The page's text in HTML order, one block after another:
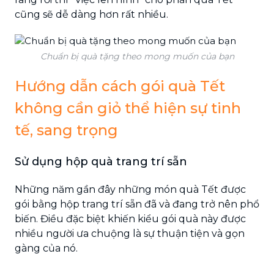
cũng sẽ dễ dàng hơn rất nhiều.
Chuẩn bị quà tặng theo mong muốn của bạn
Hướng dẫn cách gói quà Tết
không cần giỏ thể hiện sự tinh
tế, sang trọng
Sử dụng hộp quà trang trí sẵn
Những năm gần đây những món quà Tết được
gói bằng hộp trang trí sẵn đã và đang trở nên phổ
biến. Điều đặc biệt khiến kiểu gói quà này được
nhiều người ưa chuộng là sự thuận tiện và gọn
gàng của nó.